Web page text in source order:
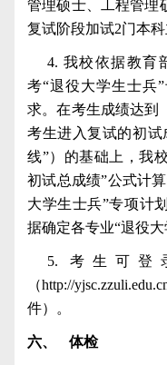
管理硕士、工程管理
复试阶段加试2门本
4. 我校依据教育
考“退役大学生士兵
求。在考生成绩达到
考生进入复试的初试
线”）的基础上，我
初试总成绩”公式计
大学生士兵”专项计
据确定各专业“退役大
5. 考生可登
（http://
件）。
六、 体检